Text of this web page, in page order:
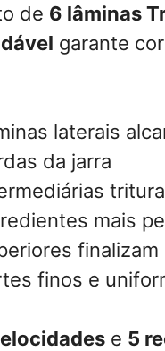
de 6 lâminas
garante
laterais
da jarra
mais
finalizam
finos e
e 5